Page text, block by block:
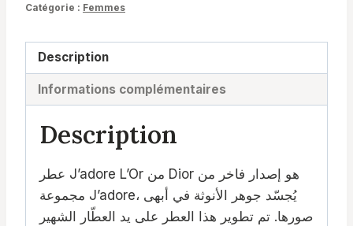
Dior
Catégorie : Femmes
Description
Informations complémentaires
Description
عطر J’adore L’Or من Dior هو إصدار فاخر من
مجموعة J’adore، يُجسّد جوهر الأنوثة في أبهى
صورها. تم تطوير هذا العطر على يد العطّار الشهير